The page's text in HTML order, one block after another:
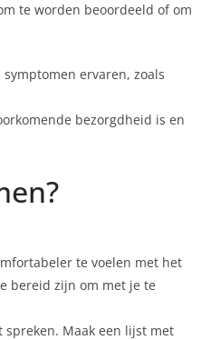
te worden beoordeeld of om
ervaren, zoals
bezorgdheid is en
te voelen met het
bereid zijn om met je te
Maak een lijst met